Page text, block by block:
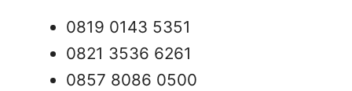
0819 0143 5351
0821 3536 6261
0857 8086 0500